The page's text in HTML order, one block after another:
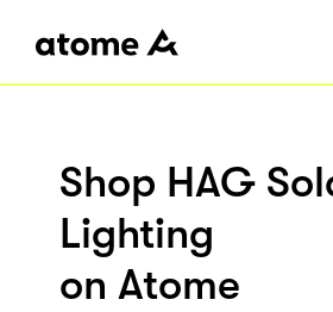
Shop HAG
Lighting
on Atome